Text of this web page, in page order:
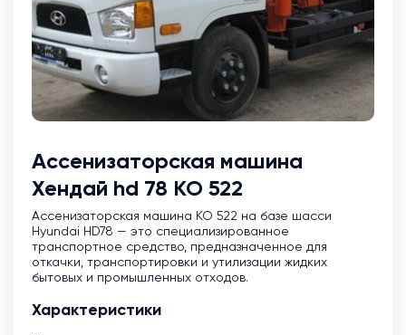
Ассенизаторская машина
Хендай hd 78 КО 522
Ассенизаторская машина KO 522 на базе шасси
Hyundai HD78 — это специализированное
транспортное средство, предназначенное для
откачки, транспортировки и утилизации жидких
бытовых и промышленных отходов.
Характеристики